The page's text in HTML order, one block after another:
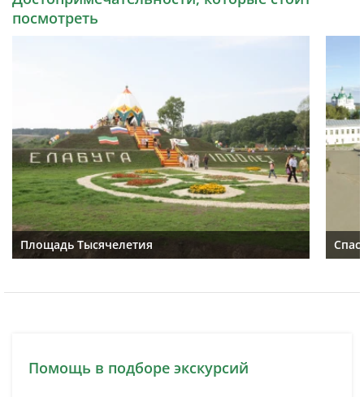
посмотреть
Площадь Тысячелетия
Помощь в подборе экскурсий